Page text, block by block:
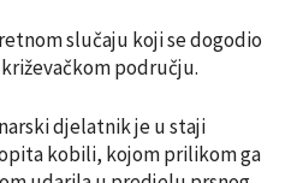
slučaju koji se dogodio
području.
djelatnik je u staji
kobili, kojom prilikom ga